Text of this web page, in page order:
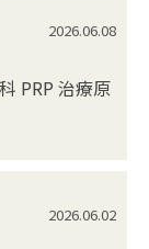
2026.06.08
PRP 治療原
2026.06.02